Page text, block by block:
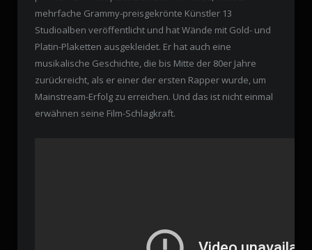
mehrfache Grammy-preisgekrönte Künstler 13
Studioalben veröffentlicht und hat Wände mit Gold- und
Platin-Plaketten ausgekleidet. Er hat auch eine
musikalische Geschichte, die bis Mitte der 80er Jahre
zurückreicht, als er einer der ersten Rapper wurde, um
Mainstream-Erfolg zu erreichen. Und das ist nicht einmal
erwähnen seine Film-Schlagkraft.